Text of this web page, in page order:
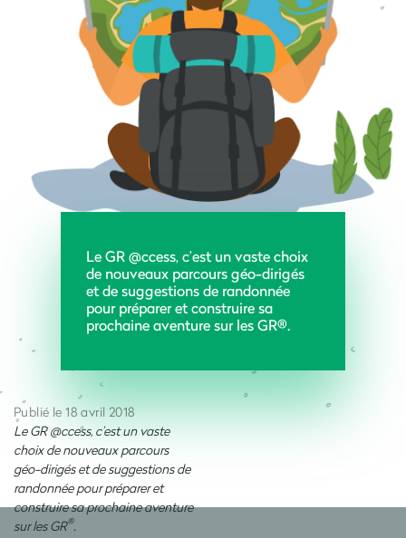
Le GR @ccess, c’est un vaste choix
de nouveaux parcours géo-dirigés
et de suggestions de randonnée
pour préparer et construire sa
prochaine aventure sur les GR®.
Publié le 18 avril 2018
Le GR @ccess, c’est un vaste
choix de nouveaux parcours
géo-dirigés et de suggestions de
randonnée pour préparer et
construire sa prochaine aventure
sur les GR®.